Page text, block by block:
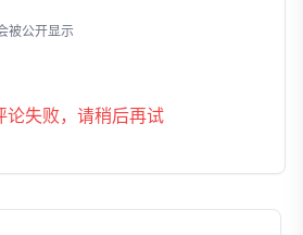
被公开显示
论失败，请稍后再试